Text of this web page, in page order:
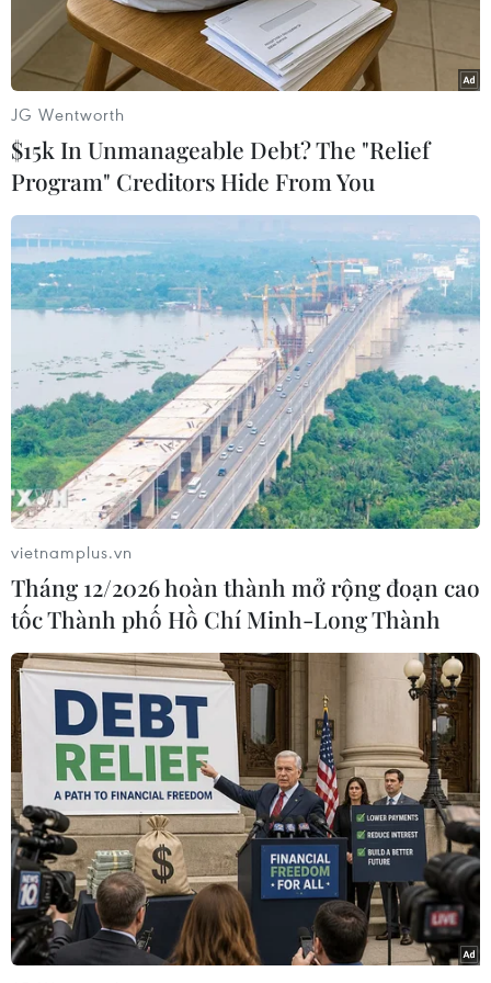
Các thanh niên trên địa bàn thành phố Đà Lạt hăng hái lên
đường nhập ngũ trong sáng 8/2 vừa qua. (Ảnh: TTXVN phát)
Ngày 28/2, Ủy ban Nhân dân tỉnh Lâm Đồng đã
ban hành quyết định xử phạt hai thanh niên
trên địa bàn tỉnh tổng số tiền 125 triệu đồng vì
đã không chấp hành lệnh gọi nhập ngũ của Chỉ
huy trưởng Ban Chỉ huy Quân sự địa phương.
Cụ thể theo Quyết định số 378/QĐ-XPVPHC, Ủy
ban Nhân dân tỉnh Lâm Đồng đã xử phạt Chu
Mạnh H., sinh năm 2003, trú tại thị trấn Liên
Nghĩa, huyện Đức Trọng, vì không chấp hành
lệnh gọi nhập ngũ của Chỉ huy trưởng Ban Chỉ
huy Quân sự huyện Đức Trọng; Quyết định số
379/QĐ-XPVPHC xử phạt vi phạm hành chính
đối với Nghiêm Văn C., sinh năm 2002, trú tại
phường 6, thành phố Đà Lạt, vì không chấp
hành lệnh gọi nhập ngũ của Chỉ huy trưởng Ban
Chỉ huy Quân sự thành phố Đà Lạt.
[Xử phạt 97 triệu đồng hai thanh niên không
chấp hành lệnh gọi nhập ngũ]
JG Wentworth
$15k In Unmanageable Debt? The "Relief
Program" Creditors Hide From You
vietnamplus.vn
Tháng 12/2026 hoàn thành mở rộng đoạn cao
tốc Thành phố Hồ Chí Minh-Long Thành